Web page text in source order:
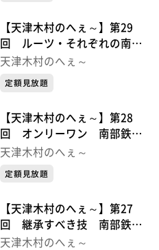
【天津木村のへぇ～】第29
回 ルーツ・それぞれの南
部 南部鉄器シリーズ④
天津木村のへぇ～
定額見放題
【天津木村のへぇ～】第28
回 オンリーワン 南部鉄器
シリーズ③
天津木村のへぇ～
定額見放題
【天津木村のへぇ～】第27
回 継承すべき技 南部鉄器
シリーズ②
天津木村のへぇ～